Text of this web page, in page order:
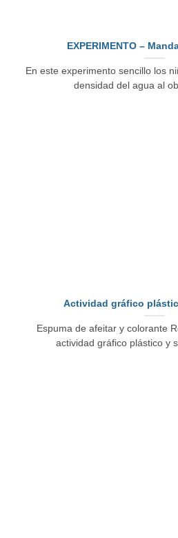
EXPERIMENTO –
En este experimento sencillo los
densidad del agua al
Actividad gráfico
Espuma de afeitar y colorante
actividad gráfico plástico y